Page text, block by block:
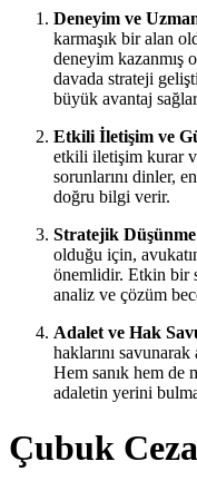
Deneyim ve
karmaşık bir alan
deneyim kazanmış
davada strateji
büyük avantaj
Etkili İletişim ve
etkili iletişim kurar
sorunlarını dinler,
doğru bilgi verir.
Stratejik Düşünme
olduğu için,
önemlidir. Etkin bir
analiz ve çözüm
Adalet ve Hak
haklarını
Hem sanık hem de
adaletin yerini
Çubuk